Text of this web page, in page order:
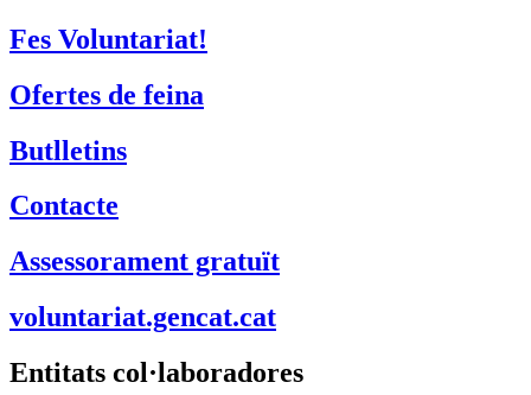
Fes Voluntariat!
Ofertes de feina
Butlletins
Contacte
Assessorament gratuït
voluntariat.gencat.cat
Entitats col·laboradores